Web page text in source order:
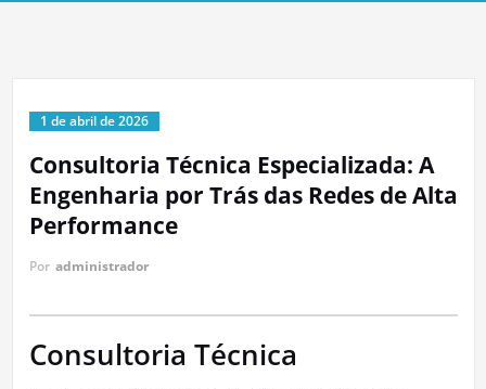
1 de abril de 2026
Consultoria Técnica Especializada: A
Engenharia por Trás das Redes de Alta
Performance
Por administrador
Consultoria Técnica